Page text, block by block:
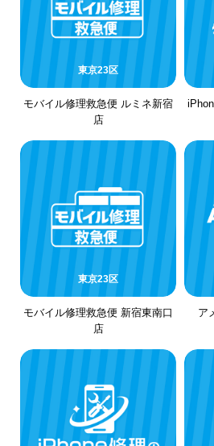
東京23区
モバイル修理救急便 ルミネ新宿
店
東京23区
モバイル修理救急便 新宿東南口
店
ア